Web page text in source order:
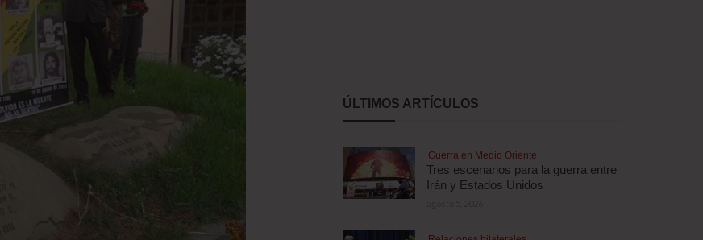
ÚLTIMOS ARTÍCULOS
Guerra en Medio Oriente
Tres escenarios para la guerra entre
Irán y Estados Unidos